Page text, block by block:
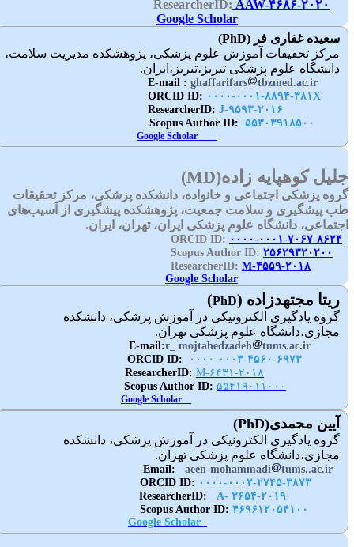
AAW-۴۶۸۶-۲۰۲۰
Google Scholar
سعیده غفاری فر(PhD)
مرکز تحقیقات آموزش علوم پزشکی، پژوهشکده مدیریت سلامت،
دانشگاه علوم پزشکی تبریز،تبریز،ایران.
ghaffarifars
tbzmed.ac.ir
ORCID ID:۰۰۰۰-۰۰۰۱-۸۸۹۴-۳۸۱X
J-۹۵۹۳-۲۰۱۶
:Scopus Author ID
کوهپایه زاده(MD)
پزشکی اجتماعی و خانواده، دانشکده پزشکی، مرکز تحقیقات
پیشگیری و سلامت جمعیت، پژوهشکده پیشگیری از آسیب‌های
دانشگاه علوم پزشکی ایران، تهران، ایران.
۰۰۰۰-۰۰۰۱-۷۰۶۷-۸۶۲۴
۲۵۶۲۹۳۲۰۲۰۰
M-۴۵۵۹-۲۰۱۸
Google Scholar
ریتا مجتهدزاده ( PhD
)
گروه یادگیری الکترونیکی در آموزش پزشکی، دانشکده
مجازی،دانشگاه علوم پزشکی تهران.
r_ mojtahedzadeh
tums.ac.ir
:ORCID ID
M-۶۴۳۱-۲۰۱۸
۵۵۴۱۹۰۱۱۰۰۰ :Scopus Author ID
آیین محمدی(PhD
)
گروه یادگیری الکترونیکی در آموزش پزشکی، دانشکده
مجازی،دانشگاه علوم پزشکی تهران.
Email: aeen-mohammadi
tums..ac.ir
:ORCID ID
A- ۳۶۵۴-۲۰۱۹
:Scopus Author ID
Google Scholar